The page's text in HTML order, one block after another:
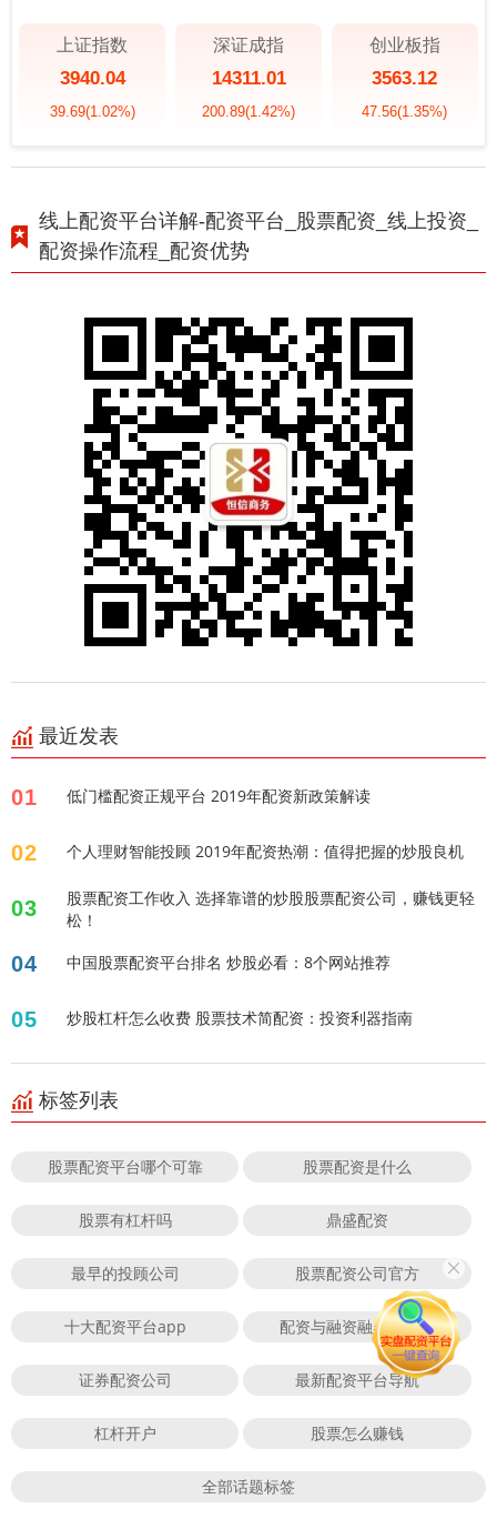
上证指数
3940.04
39.69(1.02%)
深证成指
14311.01
200.89(1.42%)
创业板指
3563.12
47.56(1.35%)
线上配资平台详解-配资平台_股票配资_线上投资_
配资操作流程_配资优势
最近发表
01 低门槛配资正规平台 2019年配资新政策解读
02 个人理财智能投顾 2019年配资热潮：值得把握的炒股良机
03
股票配资工作收入 选择靠谱的炒股股票配资公司，赚钱更轻
松！
04 中国股票配资平台排名 炒股必看：8个网站推荐
05 炒股杠杆怎么收费 股票技术简配资：投资利器指南
标签列表
股票配资平台哪个可靠 股票配资是什么
股票有杠杆吗 鼎盛配资
最早的投顾公司 股票配资公司官方
十大配资平台app 配资与融资融券的区别
证券配资公司 最新配资平台导航
杠杆开户 股票怎么赚钱
全部话题标签